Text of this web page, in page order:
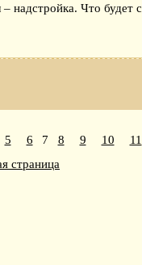
надстройка. Что будет с
5 6 7 8 9 10
11
страница